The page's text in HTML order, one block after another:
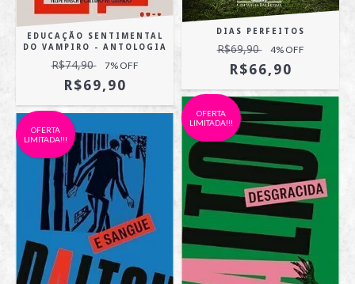
EDUCAÇÃO SENTIMENTAL
DO VAMPIRO - ANTOLOGIA
R$74,90 7% OFF
R$69,90
DIAS PERFEITOS
R$69,90 4% OFF
R$66,90
OFERTA
LIMITADA!!!
OFERTA
LIMITADA!!!